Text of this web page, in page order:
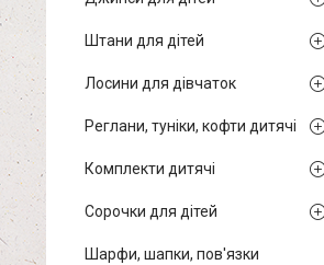
Штани для дітей
Лосини для дівчаток
Реглани, туніки, кофти дитячі
Комплекти дитячі
Сорочки для дітей
Шарфи, шапки, пов'язки